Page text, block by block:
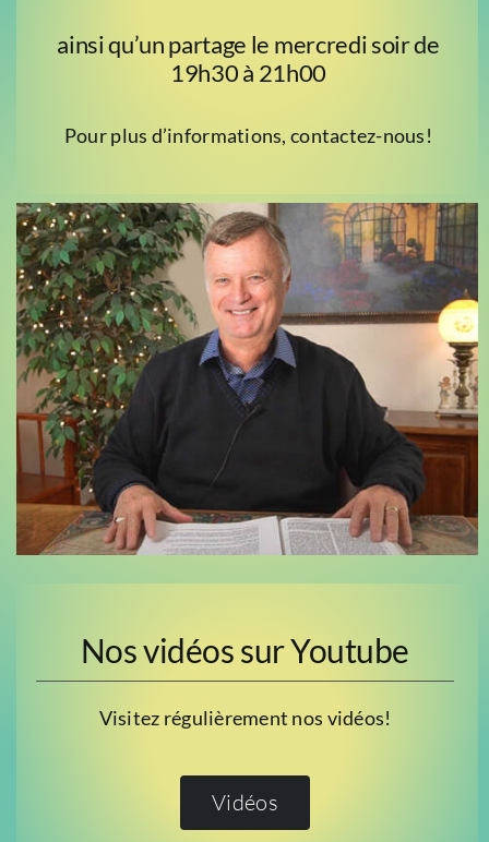
ainsi qu’un partage le mercredi soir de
19h30 à 21h00
Pour plus d’informations, contactez-nous!
Nos vidéos sur Youtube
Visitez régulièrement nos vidéos!
Vidéos